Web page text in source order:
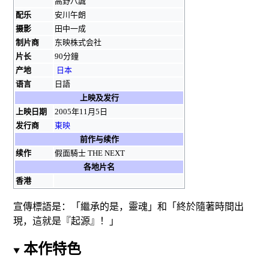
配乐
安川午朗
摄影
田中一成
制片商
东映株式会社
片长
90分鐘
产地
日本
语言
日語
上映及发行
上映日期
2005年11月5日
发行商
東映
前作与续作
续作
假面騎士 THE NEXT
各地片名
香港
宣傳標語是：「繼承的是，靈魂」和「終於隨著時間出
現，這就是『起源』！」
本作特色